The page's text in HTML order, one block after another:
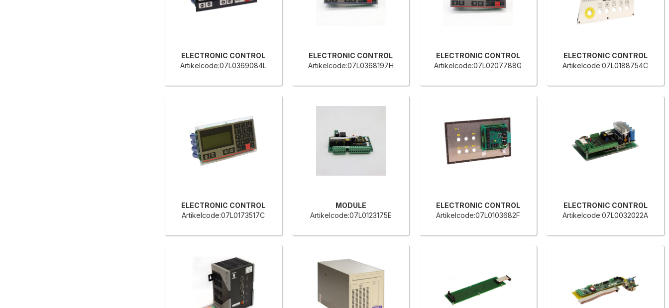
ELECTRONIC CONTROL
Artikelcode:07L0369084L
ELECTRONIC CONTROL
Artikelcode:07L0368197H
ELECTRONIC CONTROL
Artikelcode:07L0207788G
ELECTRONIC CONTROL
Artikelcode:07L0188754C
ELECTRONIC CONTROL
Artikelcode:07L0173517C
MODULE
Artikelcode:07L0123175E
ELECTRONIC CONTROL
Artikelcode:07L0103682F
ELECTRONIC CONTROL
Artikelcode:07L0032022A